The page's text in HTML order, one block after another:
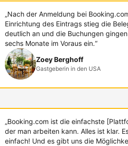
„Nach der Anmeldung bei
Einrichtung des Eintrags stieg die
deutlich an und die Buchungen
sechs Monate im Voraus ein.“
Zoey Berghoff
Gastgeberin in den USA
„Booking.com ist die einfachste
der man arbeiten kann. Alles ist klar.
einfach! Und es gibt uns die